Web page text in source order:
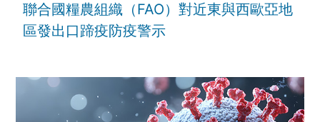
聯合國糧農組織（FAO）對近東與西歐亞地
區發出口蹄疫防疫警示